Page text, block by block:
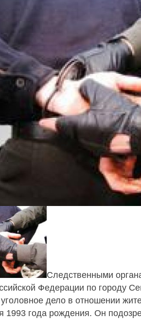
Следственными
Федерации по городу
дело в отношении
1993 года рождения. Он